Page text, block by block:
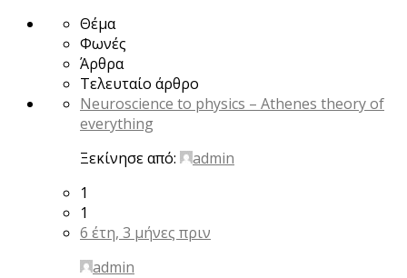
Θέμα
Φωνές
Άρθρα
Τελευταίο άρθρο
Neuroscience to physics – Athenes theory of
everything
Ξεκίνησε από:
admin
1
1
6 έτη, 3 μήνες πριν
admin